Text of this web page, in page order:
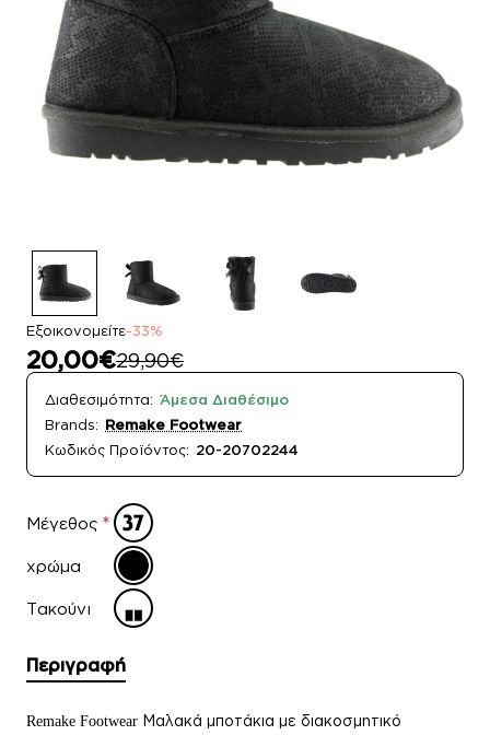
Εξοικονομείτε-33%
20,00€29,90€
Διαθεσιμότητα: Άμεσα Διαθέσιμο
Brands: Remake Footwear
Κωδικός Προϊόντος: 20-20702244
Μέγεθος
χρώμα
Τακούνι
Περιγραφή
Remake Footwear Μαλακά μποτάκια με διακοσμητικό